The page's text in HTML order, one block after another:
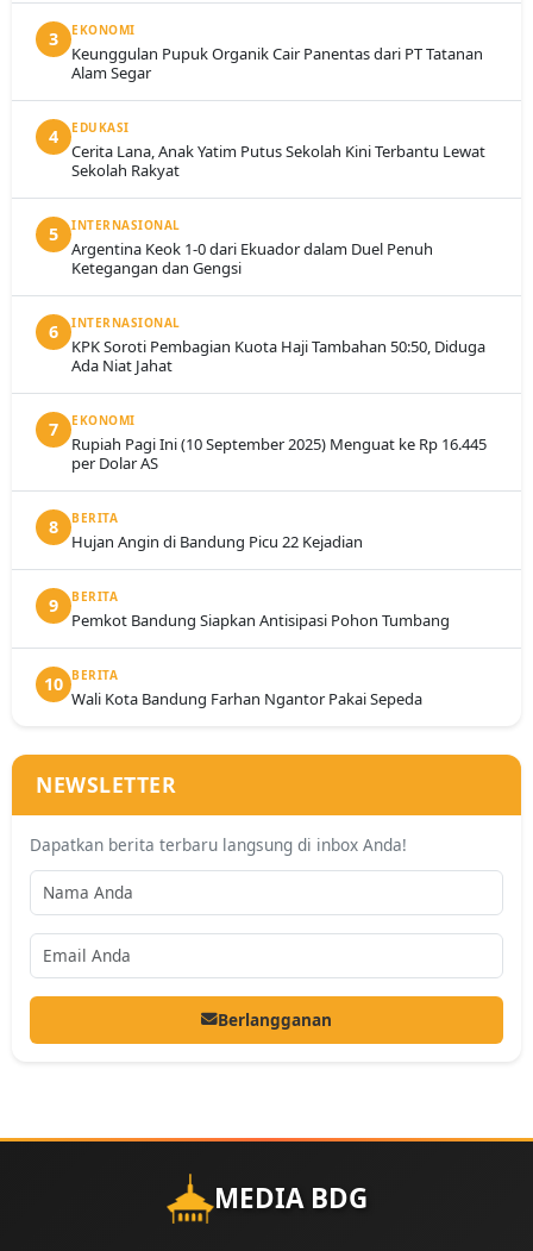
3 EKONOMI
Keunggulan Pupuk Organik Cair Panentas dari PT Tatanan
Alam Segar
4 EDUKASI
Cerita Lana, Anak Yatim Putus Sekolah Kini Terbantu Lewat
Sekolah Rakyat
5 INTERNASIONAL
Argentina Keok 1-0 dari Ekuador dalam Duel Penuh
Ketegangan dan Gengsi
6 INTERNASIONAL
KPK Soroti Pembagian Kuota Haji Tambahan 50:50, Diduga
Ada Niat Jahat
7 EKONOMI
Rupiah Pagi Ini (10 September 2025) Menguat ke Rp 16.445
per Dolar AS
8 BERITA
Hujan Angin di Bandung Picu 22 Kejadian
9 BERITA
Pemkot Bandung Siapkan Antisipasi Pohon Tumbang
10 BERITA
Wali Kota Bandung Farhan Ngantor Pakai Sepeda
NEWSLETTER
Dapatkan berita terbaru langsung di inbox Anda!
Berlangganan
MEDIA BDG